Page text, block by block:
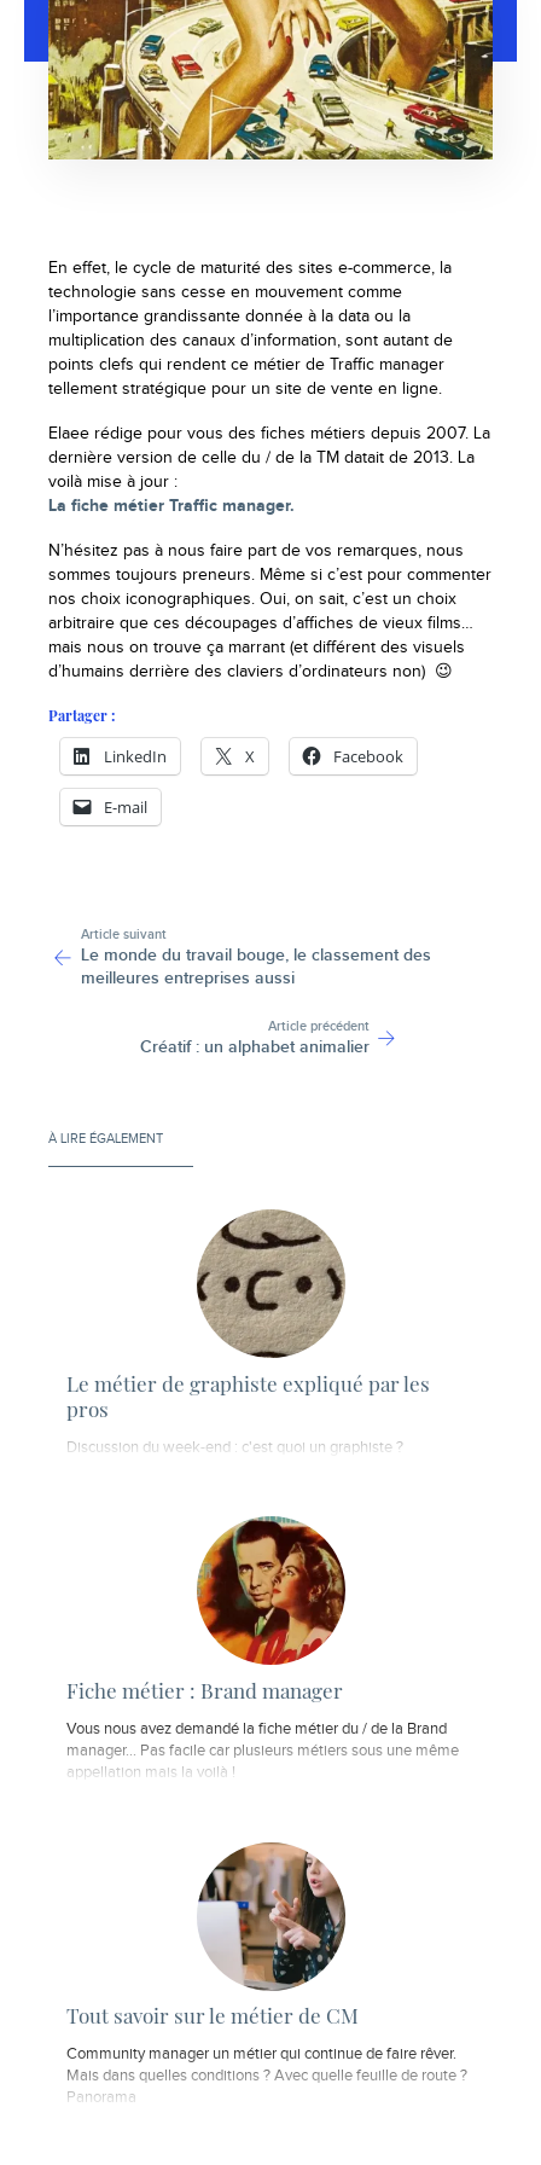
En effet, le cycle de maturité des sites e-commerce, la
technologie sans cesse en mouvement comme
l’importance grandissante donnée à la data ou la
multiplication des canaux d’information, sont autant de
points clefs qui rendent ce métier de Traffic manager
tellement stratégique pour un site de vente en ligne.
Elaee rédige pour vous des fiches métiers depuis 2007. La
dernière version de celle du / de la TM datait de 2013. La
voilà mise à jour :
La fiche métier Traffic manager.
N’hésitez pas à nous faire part de vos remarques, nous
sommes toujours preneurs. Même si c’est pour commenter
nos choix iconographiques. Oui, on sait, c’est un choix
arbitraire que ces découpages d’affiches de vieux films…
mais nous on trouve ça marrant (et différent des visuels
d’humains derrière des claviers d’ordinateurs non) 😉
Partager :
LinkedIn X Facebook
E-mail
Article suivant
Le monde du travail bouge, le classement des
meilleures entreprises aussi
Article précédent
Créatif : un alphabet animalier
À LIRE ÉGALEMENT
Le métier de graphiste expliqué par les
pros
Discussion du week-end : c'est quoi un graphiste ?
Fiche métier : Brand manager
Vous nous avez demandé la fiche métier du / de la Brand
manager... Pas facile car plusieurs métiers sous une même
appellation mais la voilà !
Tout savoir sur le métier de CM
Community manager un métier qui continue de faire rêver.
Mais dans quelles conditions ? Avec quelle feuille de route ?
Panorama